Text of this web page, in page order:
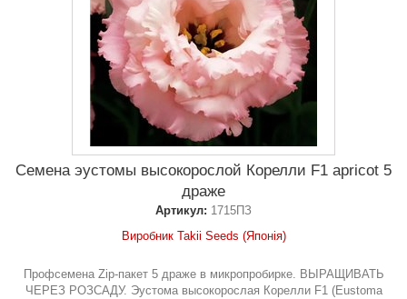
Семена эустомы высокорослой Корелли F1 apricot 5
драже
Артикул: 1715ПЗ
Виробник Takii Seeds (Японія)
Профсемена Zip-пакет 5 драже в микропробирке. ВЫРАЩИВАТЬ
ЧЕРЕЗ РОЗСАДУ. Эустома высокорослая Корелли F1 (Eustoma